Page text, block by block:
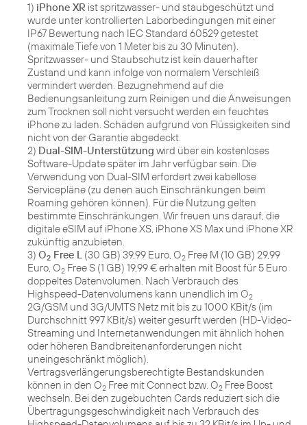
1) iPhone XR ist spritzwasser- und staubgeschützt und
wurde unter kontrollierten Laborbedingungen mit einer
IP67 Bewertung nach IEC Standard 60529 getestet
(maximale Tiefe von 1 Meter bis zu 30 Minuten).
Spritzwasser- und Staubschutz ist kein dauerhafter
Zustand und kann infolge von normalem Verschleiß
vermindert werden. Bezugnehmend auf die
Bedienungsanleitung zum Reinigen und die Anweisungen
zum Trocknen soll nicht versucht werden ein feuchtes
iPhone zu laden. Schäden aufgrund von Flüssigkeiten sind
nicht von der Garantie abgedeckt.
2) Dual-SIM-Unterstützung wird über ein kostenloses
Software-Update später im Jahr verfügbar sein. Die
Verwendung von Dual-SIM erfordert zwei kabellose
Servicepläne (zu denen auch Einschränkungen beim
Roaming gehören können). Für die Nutzung gelten
bestimmte Einschränkungen. Wir freuen uns darauf, die
digitale eSIM auf iPhone XS, iPhone XS Max und iPhone XR
zukünftig anzubieten.
3) O2 Free L (30 GB) 39,99 Euro, O2 Free M (10 GB) 29,99
Euro, O2 Free S (1 GB) 19,99 € erhalten mit Boost für 5 Euro
doppeltes Datenvolumen. Nach Verbrauch des
Highspeed-Datenvolumens kann unendlich im O2
2G/GSM und 3G/UMTS Netz mit bis zu 1000 KBit/s (im
Durchschnitt 997 KBit/s) weiter gesurft werden (HD-Video-
Streaming und Internetanwendungen mit ähnlich hohen
oder höheren Bandbreitenanforderungen nicht
uneingeschränkt möglich).
Vertragsverlängerungsberechtigte Bestandskunden
können in den O2 Free mit Connect bzw. O2 Free Boost
wechseln. Bei den zugebuchten Cards reduziert sich die
Übertragungsgeschwindigkeit nach Verbrauch des